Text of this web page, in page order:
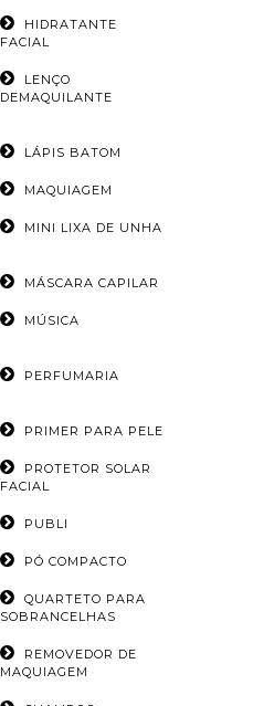
HIDRATANTE
FACIAL
LENÇO
DEMAQUILANTE
LÁPIS BATOM
MAQUIAGEM
MINI LIXA DE UNHA
MÁSCARA CAPILAR
MÚSICA
PERFUMARIA
PRIMER PARA PELE
PROTETOR SOLAR
FACIAL
PUBLI
PÓ COMPACTO
QUARTETO PARA
SOBRANCELHAS
REMOVEDOR DE
MAQUIAGEM